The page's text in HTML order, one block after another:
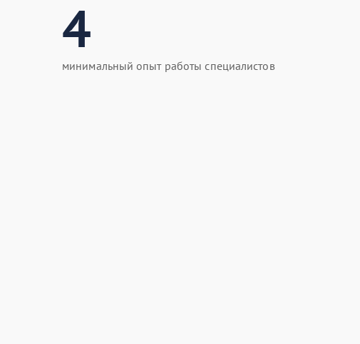
4
минимальный опыт работы специалистов